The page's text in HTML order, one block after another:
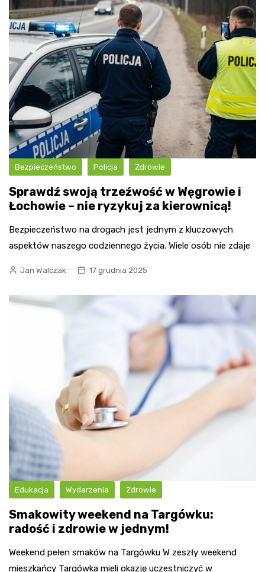
Bezpieczeństwo Policja Zdrowie
Sprawdź swoją trzeźwość w Węgrowie i
Łochowie – nie ryzykuj za kierownicą!
Bezpieczeństwo na drogach jest jednym z kluczowych
aspektów naszego codziennego życia. Wiele osób nie zdaje
Jan Walczak 17 grudnia 2025
Edukacja Wydarzenia Zdrowie
Smakowity weekend na Targówku:
radość i zdrowie w jednym!
Weekend pełen smaków na Targówku W zeszły weekend
mieszkańcy Targówka mieli okazję uczestniczyć w